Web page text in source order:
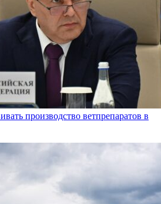
производство ветпрепаратов в